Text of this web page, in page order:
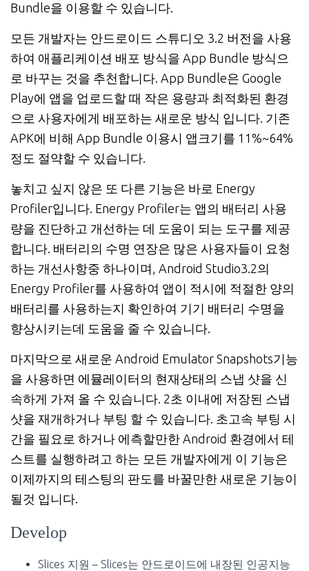
Bundle을 이용할 수 있습니다.
모든 개발자는 안드로이드 스튜디오 3.2 버전을 사용
하여 애플리케이션 배포 방식을 App Bundle 방식으
로 바꾸는 것을 추천합니다. App Bundle은 Google
Play에 앱을 업로드할 때 작은 용량과 최적화된 환경
으로 사용자에게 배포하는 새로운 방식 입니다. 기존
APK에 비해 App Bundle 이용시 앱크기를 11%~64%
정도 절약할 수 있습니다.
놓치고 싶지 않은 또 다른 기능은 바로 Energy
Profiler입니다. Energy Profiler는 앱의 배터리 사용
량을 진단하고 개선하는 데 도움이 되는 도구를 제공
합니다. 배터리의 수명 연장은 많은 사용자들이 요청
하는 개선사항중 하나이며, Android Studio3.2의
Energy Profiler를 사용하여 앱이 적시에 적절한 양의
배터리를 사용하는지 확인하여 기기 배터리 수명을
향상시키는데 도움을 줄 수 있습니다.
마지막으로 새로운 Android Emulator Snapshots기능
을 사용하면 에뮬레이터의 현재상태의 스냅 샷을 신
속하게 가져 올 수 있습니다. 2초 이내에 저장된 스냅
샷을 재개하거나 부팅 할 수 있습니다. 초고속 부팅 시
간을 필요로 하거나 에측할만한 Android 환경에서 테
스트를 실행하려고 하는 모든 개발자에게 이 기능은
이제까지의 테스팅의 판도를 바꿀만한 새로운 기능이
될것 입니다.
Develop
Slices 지원 – Slices는 안드로이드에 내장된 인공지능